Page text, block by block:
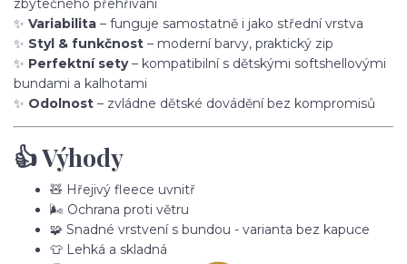
zbytečného přehřívání
✨ Variabilita – funguje samostatně i jako střední vrstva
✨ Styl & funkčnost – moderní barvy, praktický zip
✨ Perfektní sety– kompatibilní s dětskými softshellovými
bundami a kalhotami
✨ Odolnost – zvládne dětské dovádění bez kompromisů
👍 Výhody
🧸 Hřejivý fleece uvnitř
🌬️ Ochrana proti větru
🧩 Snadné vrstvení s bundou - varianta bez kapuce
👕 Lehká a skladná